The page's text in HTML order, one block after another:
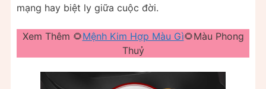
mạng hay biệt ly giữa cuộc đời.
Xem Thêm 🌻Mệnh Kim Hợp Màu Gì🌻Màu Phong
Thuỷ